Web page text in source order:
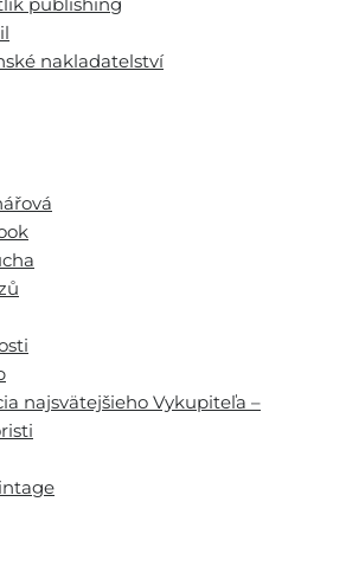
nakladatelství
najsvätejšieho Vykupiteľa –